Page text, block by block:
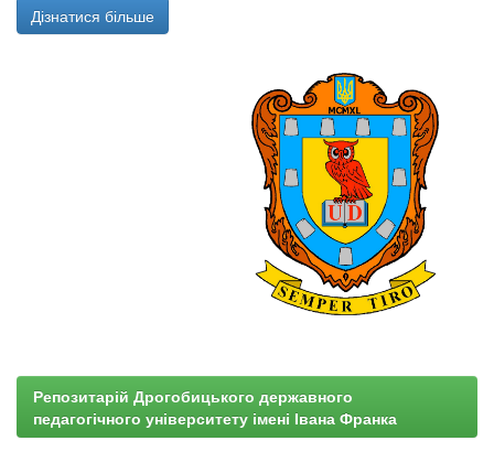
Дізнатися більше
Репозитарій Дрогобицького державного
педагогічного університету імені Івана Франка